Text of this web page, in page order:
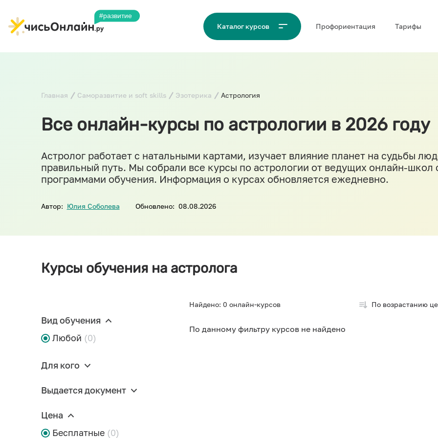
Каталог курсов Проф‌ориентация Тарифы
Главная Саморазвитие и soft skills Эзотерика Астрология
Все онлайн-курсы по астрологии в 2026 году
Астролог работает с натальными картами, изучает влияние планет на судьбы
правильный путь. Мы собрали все курсы по астрологии от ведущих онлайн-
программами обучения. Информация о курсах обновляется ежедневно.
Автор: Юлия Соболева Обновлено: 08.08.2026
Курсы обучения на астролога
Вид обучения
Любой (0)
Для кого
Выдается документ
Цена
Бесплатные (0)
Найдено: 0 онлайн-курсов По возрастанию
По данному фильтру курсов не найдено